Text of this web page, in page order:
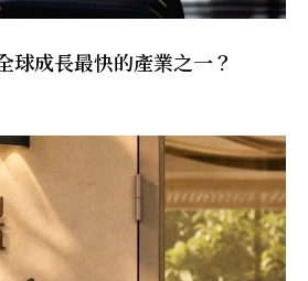
球成長最快的產業之一？